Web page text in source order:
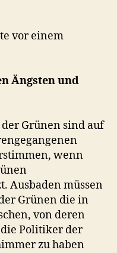
vor einem
Ängsten und
Grünen sind auf
wenn
Ausbaden müssen
Grünen die in
von deren
Politiker der
zu haben